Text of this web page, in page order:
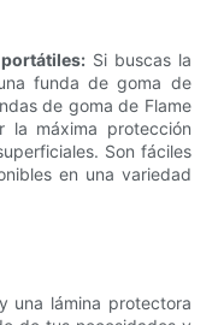
Si buscas la
funda de goma de
de goma de Flame
la máxima protección
Son fáciles
en una variedad
una lámina protectora